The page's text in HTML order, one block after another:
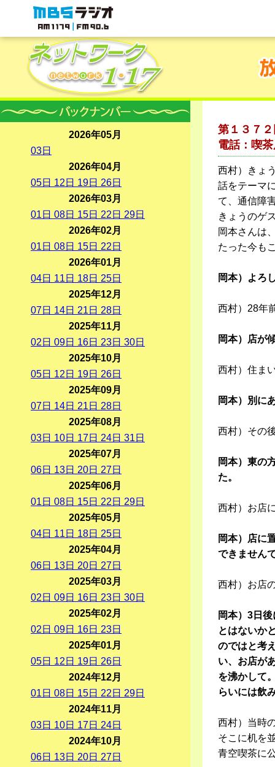
MBSラジオ 1179|FM90.6
第１３７
電話：喫
西村）きょ
話をテーマ
て、通信障
きょうのゲ
岡本さんは
たった今も
岡本）よろ
西村）28年
岡本）店が
西村）住ま
岡本）別に
西村）その
岡本）東の
た。
西村）お店
岡本）店に
できません
西村）お店
岡本）3日
とはないか
のではと考
い、お店が
を沸かして
らいには飲
西村）当時
そこに机を
青空喫茶に
2026年05月
03日
2026年04月
05日 12 日 19日 26日
2026年03月
01 日 08日 15日 22 日 29日
2026年02月
01 日 08日 15日 22 日
2026年01月
04日 11 日 18日 25日
2025年12月
07日 14日 21 日 28日
2025年11月
02 日 09日 16日 23日 30日
2025年10月
05日 12 日 19日 26日
2025年09月
07日 14日 21 日 28日
2025年08月
03日 10日 17日 24日 31 日
2025年07月
06日 13日 20日 27日
2025年06月
01 日 08日 15日 22 日 29日
2025年05月
04日 11 日 18日 25日
2025年04月
06日 13日 20日 27日
2025年03月
02 日 09日 16日 23日 30日
2025年02月
02 日 09日 16日 23日
2025年01月
05日 12 日 19日 26日
2024年12月
01 日 08日 15日 22 日 29日
2024年11月
03日 10日 17日 24日
2024年10月
06日 13日 20日 27日